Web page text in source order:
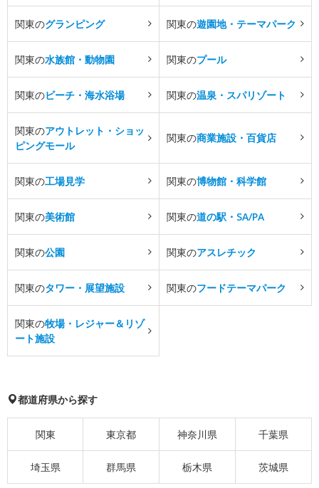
関東のグランピング 関東の遊園地・テーマパーク
関東の水族館・動物園 関東のプール
関東のビーチ・海水浴場 関東の温泉・スパリゾート
関東のアウトレット・ショッ
ピングモール
関東の商業施設・百貨店
関東の工場見学 関東の博物館・科学館
関東の美術館 関東の道の駅・SA/PA
関東の公園 関東のアスレチック
関東のタワー・展望施設 関東のフードテーマパーク
関東の牧場・レジャー＆リゾ
ート施設
都道府県から探す
関東 東京都 神奈川県 千葉県
埼玉県 群馬県 栃木県 茨城県